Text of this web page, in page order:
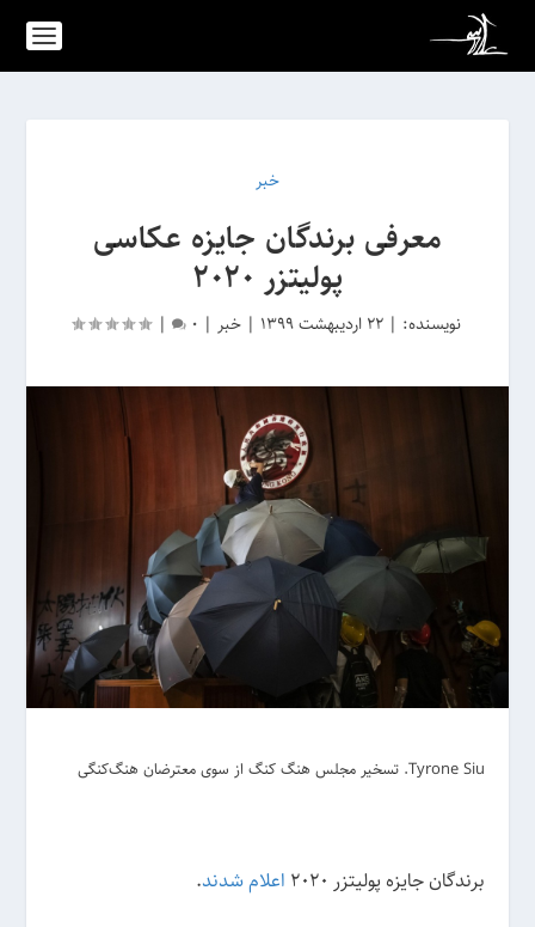
خبر
معرفی برندگان جایزه عکاسی
پولیتزر 2020
نویسنده: | 22 اردیبهشت 1399 | خبر |
0
|
Tyrone Siu. تسخیر مجلس هنگ کنگ از سوی معترضان هنگ‌کنگی
برندگان جایزه پولیتزر 2020 اعلام شدند.